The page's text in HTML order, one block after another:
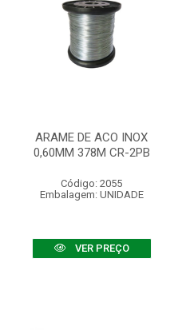
ARAME DE ACO INOX
0,60MM 378M CR-2PB
Código: 2055
Embalagem: UNIDADE
VER PREÇO